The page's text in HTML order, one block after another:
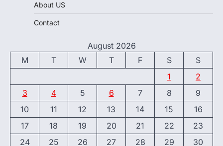
About US
Contact
August 2026
M
T W T F S
S
1
2
3
4 5 6 7 8
9
10
11 12 13 14 15
16
17
18 19 20 21 22
23
24
25 26 27 28 29 30